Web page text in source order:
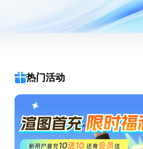
热门活动